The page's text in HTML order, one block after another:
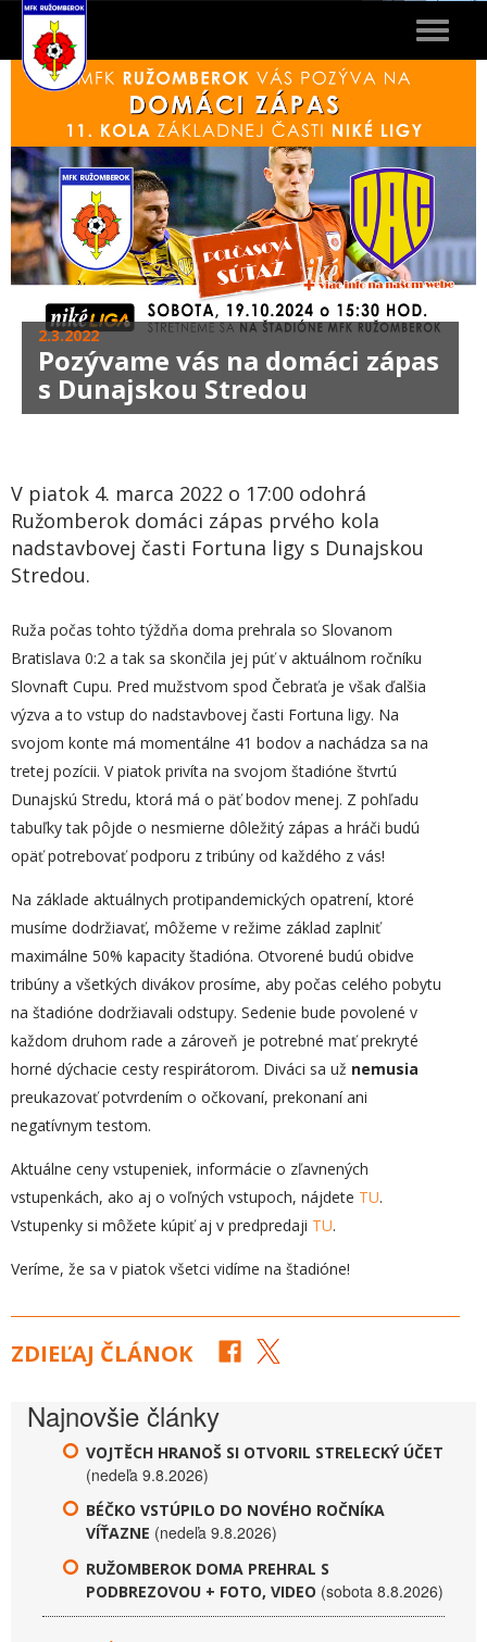
Toggle
2.3.2022
Pozývame vás na domáci zápas
s Dunajskou Stredou
V piatok 4. marca 2022 o 17:00 odohrá
Ružomberok domáci zápas prvého kola
nadstavbovej časti Fortuna ligy s Dunajskou
Stredou.
Ruža počas tohto týždňa doma prehrala so Slovanom
Bratislava 0:2 a tak sa skončila jej púť v aktuálnom ročníku
Slovnaft Cupu. Pred mužstvom spod Čebraťa je však ďalšia
výzva a to vstup do nadstavbovej časti Fortuna ligy. Na
svojom konte má momentálne 41 bodov a nachádza sa na
tretej pozícii. V piatok privíta na svojom štadióne štvrtú
Dunajskú Stredu, ktorá má o päť bodov menej. Z pohľadu
tabuľky tak pôjde o nesmierne dôležitý zápas a hráči budú
opäť potrebovať podporu z tribúny od každého z vás!
Na základe aktuálnych protipandemických opatrení, ktoré
musíme dodržiavať, môžeme v režime základ zaplniť
maximálne 50% kapacity štadióna. Otvorené budú obidve
tribúny a všetkých divákov prosíme, aby počas celého pobytu
na štadióne dodržiavali odstupy. Sedenie bude povolené v
každom druhom rade a zároveň je potrebné mať prekryté
horné dýchacie cesty respirátorom. Diváci sa už nemusia
preukazovať potvrdením o očkovaní, prekonaní ani
negatívnym testom.
Aktuálne ceny vstupeniek, informácie o zľavnených
vstupenkách, ako aj o voľných vstupoch, nájdete TU.
Vstupenky si môžete kúpiť aj v predpredaji TU.
Veríme, že sa v piatok všetci vidíme na štadióne!
ZDIEĽAJ ČLÁNOK
Najnovšie články
VOJTĚCH HRANOŠ SI OTVORIL STRELECKÝ ÚČET
(nedeľa 9.8.2026)
BÉČKO VSTÚPILO DO NOVÉHO ROČNÍKA
VÍŤAZNE (nedeľa 9.8.2026)
RUŽOMBEROK DOMA PREHRAL S
PODBREZOVOU + FOTO, VIDEO (sobota 8.8.2026)